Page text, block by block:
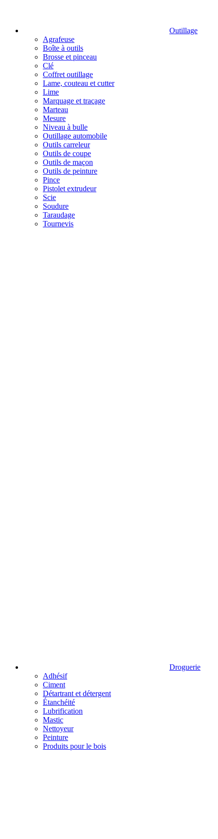
Outillage
Agrafeuse
Boîte à outils
Brosse et pinceau
Clé
Coffret outillage
Lame, couteau et cutter
Lime
Marquage et traçage
Marteau
Mesure
Niveau à bulle
Outillage automobile
Outils carreleur
Outils de coupe
Outils de maçon
Outils de peinture
Pince
Pistolet extrudeur
Scie
Soudure
Taraudage
Tournevis
Droguerie
Adhésif
Ciment
Détartrant et détergent
Étanchéité
Lubrification
Mastic
Nettoyeur
Peinture
Produits pour le bois